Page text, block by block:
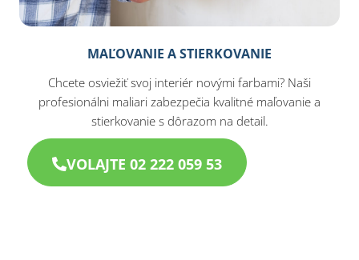
MAĽOVANIE A STIERKOVANIE
Chcete osviežiť svoj interiér novými farbami? Naši
profesionálni maliari zabezpečia kvalitné maľovanie a
stierkovanie s dôrazom na detail.
VOLAJTE 02 222 059 53